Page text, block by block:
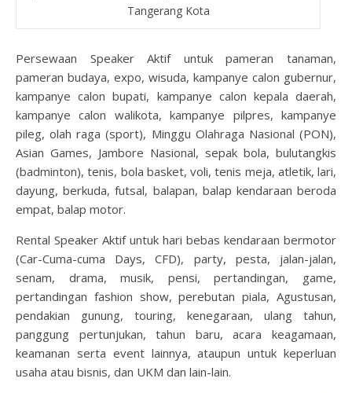
Tangerang Kota
Persewaan Speaker Aktif untuk pameran tanaman,
pameran budaya, expo, wisuda, kampanye calon gubernur,
kampanye calon bupati, kampanye calon kepala daerah,
kampanye calon walikota, kampanye pilpres, kampanye
pileg, olah raga (sport), Minggu Olahraga Nasional (PON),
Asian Games, Jambore Nasional, sepak bola, bulutangkis
(badminton), tenis, bola basket, voli, tenis meja, atletik, lari,
dayung, berkuda, futsal, balapan, balap kendaraan beroda
empat, balap motor.
Rental Speaker Aktif untuk hari bebas kendaraan bermotor
(Car-Cuma-cuma Days, CFD), party, pesta, jalan-jalan,
senam, drama, musik, pensi, pertandingan, game,
pertandingan fashion show, perebutan piala, Agustusan,
pendakian gunung, touring, kenegaraan, ulang tahun,
panggung pertunjukan, tahun baru, acara keagamaan,
keamanan serta event lainnya, ataupun untuk keperluan
usaha atau bisnis, dan UKM dan lain-lain.